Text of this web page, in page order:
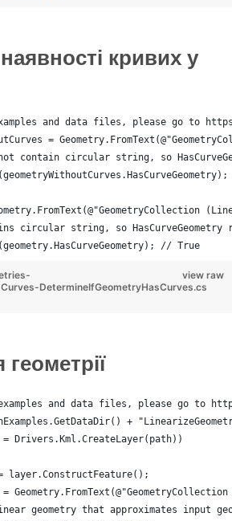
кривих у
and data files, please go to
=
contain circular string, so
circular string, so
// True
view raw
DetermineIfGeometryHasCurves.cs
геометрії
and data files, please go to
+
Drivers.Kml.CreateLayer(path))
layer.ConstructFeature();
geometry that approximates input